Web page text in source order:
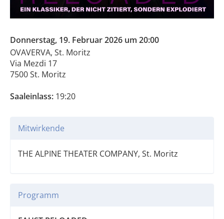
Donnerstag, 19. Februar 2026 um 20:00
OVAVERVA, St. Moritz
Via Mezdi 17
7500 St. Moritz
Saaleinlass: 19:20
Mitwirkende
THE ALPINE THEATER COMPANY, St. Moritz
Programm